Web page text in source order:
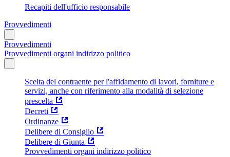
Recapiti dell'ufficio responsabile
Provvedimenti
Provvedimenti
Provvedimenti organi indirizzo politico
Scelta del contraente per l'affidamento di lavori, forniture e
servizi, anche con riferimento alla modalità di selezione
prescelta
Decreti
Ordinanze
Delibere di Consiglio
Delibere di Giunta
Provvedimenti organi indirizzo politico